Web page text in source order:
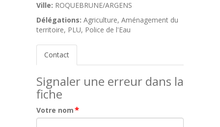
Ville: ROQUEBRUNE/ARGENS
Délégations: Agriculture, Aménagement du
territoire, PLU, Police de l'Eau
Contact
Signaler une erreur dans la
fiche
Votre nom*